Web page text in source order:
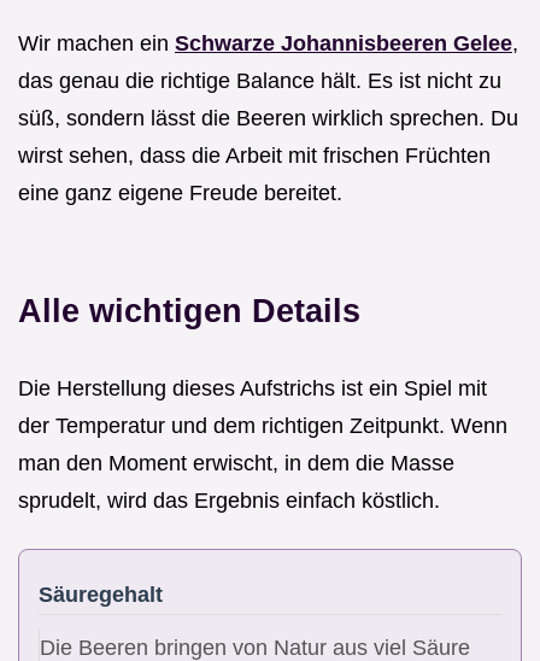
Wir machen ein Schwarze Johannisbeeren Gelee,
das genau die richtige Balance hält. Es ist nicht zu
süß, sondern lässt die Beeren wirklich sprechen. Du
wirst sehen, dass die Arbeit mit frischen Früchten
eine ganz eigene Freude bereitet.
Alle wichtigen Details
Die Herstellung dieses Aufstrichs ist ein Spiel mit
der Temperatur und dem richtigen Zeitpunkt. Wenn
man den Moment erwischt, in dem die Masse
sprudelt, wird das Ergebnis einfach köstlich.
Säuregehalt
Die Beeren bringen von Natur aus viel Säure